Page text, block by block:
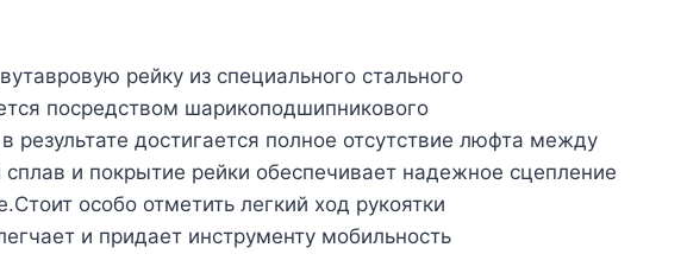
рейку из специального стального
посредством шарикоподшипникового
достигается полное отсутствие люфта между
и покрытие рейки обеспечивает надежное сцепление
особо отметить легкий ход рукоятки
и придает инструменту мобильность